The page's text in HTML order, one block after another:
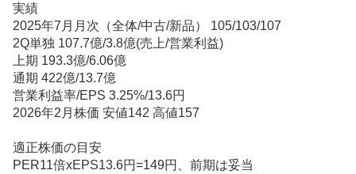
記
事
実績
2025年7月月次（全体/中古/新品） 105/103/107
2Q単独 107.7億/3.8億(売上/営業利益)
上期 193.3億/6.06億
通期 422億/13.7億
営業利益率/EPS 3.25%/13.6円
2026年2月株価 安値142 高値157
適正株価の目安
PER11倍xEPS13.6円=149円、前期は妥当